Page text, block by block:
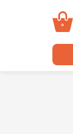
۰